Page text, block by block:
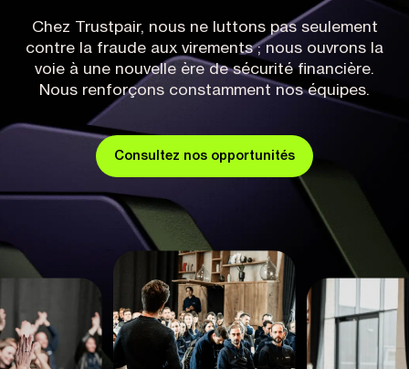
Chez Trustpair, nous ne luttons pas seulement
contre la fraude aux virements ; nous ouvrons la
voie à une nouvelle ère de sécurité financière.
Nous renforçons constamment nos équipes.
Consultez nos opportunités